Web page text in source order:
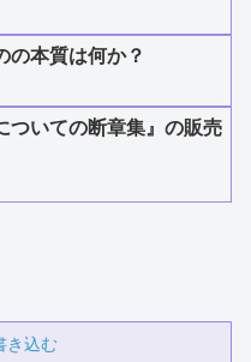
の本質は何か？
ついての断章集』の販売
き込む